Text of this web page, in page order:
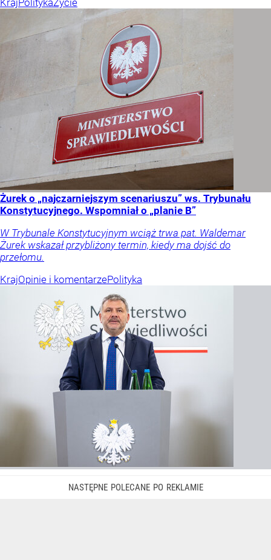
KrajPolitykaŻycie
Żurek o „najczarniejszym scenariuszu” ws. Trybunału
Konstytucyjnego. Wspomniał o „planie B”
W Trybunale Konstytucyjnym wciąż trwa pat. Waldemar
Żurek wskazał przybliżony termin, kiedy ma dojść do
przełomu.
KrajOpinie i komentarzePolityka